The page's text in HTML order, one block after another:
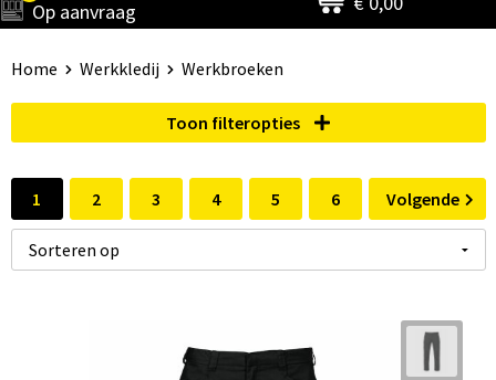
Op aanvraag
Home Werkkledij Werkbroeken
Toon filteropties
1 2 3 4 5 6 Volgende